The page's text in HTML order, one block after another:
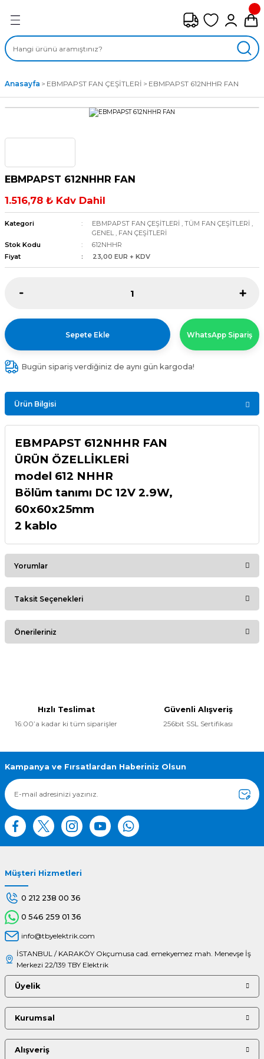
ÇEŞİTLERİ
FANLAR
FANLAR
Anasayfa EBMPAPST FAN ÇEŞİTLERİ EBMPAPST 612NHHR FAN
EBMPAPST 612NHHR FAN
1.516,78 ₺ Kdv Dahil
Kategori EBMPAPST FAN ÇEŞİTLERİ , TÜM FAN ÇEŞİTLERİ ,
GENEL , FAN ÇEŞİTLERİ
Stok Kodu
612NHHR
Fiyat
23,00 EUR + KDV
Sepete Ekle WhatsApp Sipariş
Bugün sipariş verdiğiniz de aynı gün kargoda!
Ürün Bilgisi
EBMPAPST 612NHHR FAN
ÜRÜN ÖZELLİKLERİ
model 612 NHHR
Bölüm tanımı DC 12V 2.9W,
60x60x25mm
2 kablo
Yorumlar
Bu ürüne ilk yorumu siz yapın!
Taksit Seçenekleri
Önerileriniz
Ürün bilgilerinde hatalar bulunuyor.
Ürün fiyatı diğer sitelerden daha pahalı.
Bu ürüne benzer farklı alternatifler olmalı.
Hızlı Teslimat
16:00’a kadar ki tüm siparişler
Güvenli Alışveriş
256bit SSL Sertifikası
Kampanya ve Fırsatlardan Haberiniz Olsun
Müşteri Hizmetleri
0 212 238 00 36
0 546 259 01 36
info@tbyelektrik.com
İSTANBUL / KARAKÖY Okçumusa cad. emekyemez mah. Menevşe İş
Merkezi 22/139 TBY Elektrik
Üyelik
Kurumsal
Alışveriş